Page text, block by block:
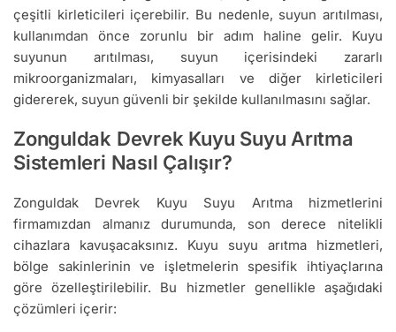
çeşitli kirleticileri içerebilir. Bu nedenle, suyun arıtılması,
kullanımdan önce zorunlu bir adım haline gelir. Kuyu
suyunun arıtılması, suyun içerisindeki zararlı
mikroorganizmaları, kimyasalları ve diğer kirleticileri
gidererek, suyun güvenli bir şekilde kullanılmasını sağlar.
Zonguldak Devrek Kuyu Suyu Arıtma
Sistemleri Nasıl Çalışır?
Zonguldak Devrek Kuyu Suyu Arıtma hizmetlerini
firmamızdan almanız durumunda, son derece nitelikli
cihazlara kavuşacaksınız. Kuyu suyu arıtma hizmetleri,
bölge sakinlerinin ve işletmelerin spesifik ihtiyaçlarına
göre özelleştirilebilir. Bu hizmetler genellikle aşağıdaki
çözümleri içerir: